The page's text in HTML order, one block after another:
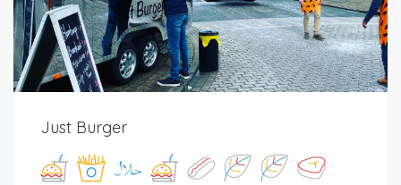
Just Burger